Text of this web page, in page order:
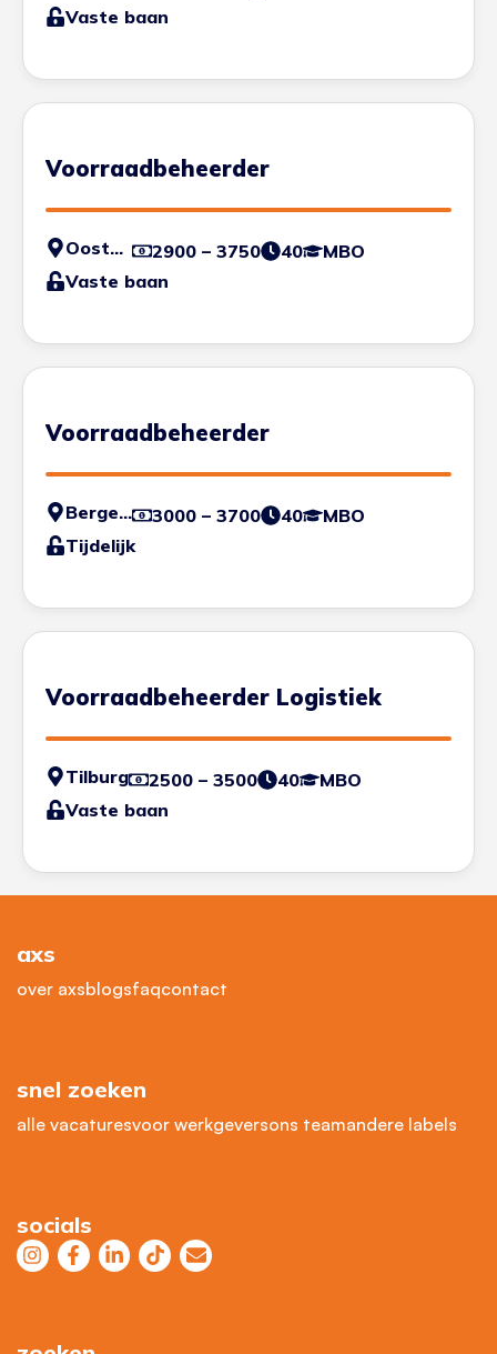
Vaste baan
Voorraadbeheerder
Oosterhout 2900 – 3750 40
MBO
Vaste baan
Voorraadbeheerder
Bergen op Zoom 3000 – 3700 40
MBO
Tijdelijk
Voorraadbeheerder Logistiek
Tilburg 2500 – 3500 40
MBO
Vaste baan
axs
over axsblogsfaqcontact
snel zoeken
alle vacaturesvoor werkgeversons teamandere labels
socials